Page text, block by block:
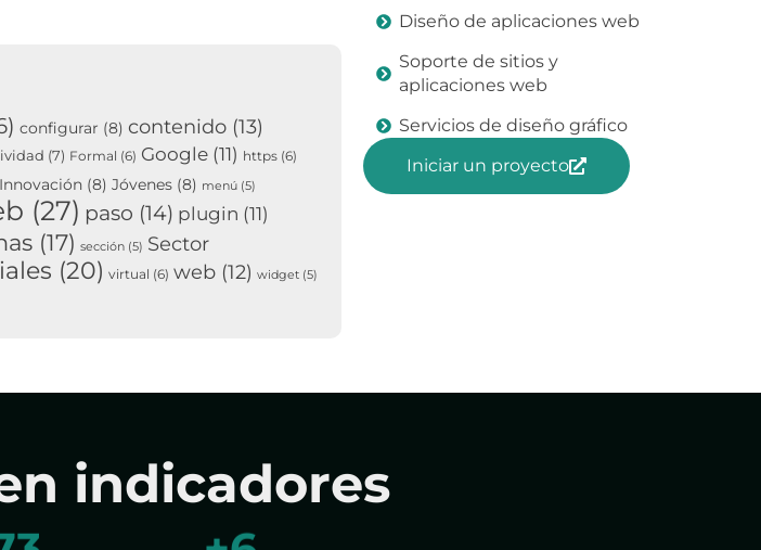
configurar (8) contenido (13)
(7) Formal (6) Google (11) https (6)
Innovación (8) Jóvenes (8) menú (5)
(27) paso (14) plugin (11)
(17) sección (5) Sector
(20) virtual (6) web (12) widget (5)
Diseño de aplicaciones web
Soporte de sitios y
aplicaciones web
Servicios de diseño gráfico
Iniciar un proyecto
indicadores